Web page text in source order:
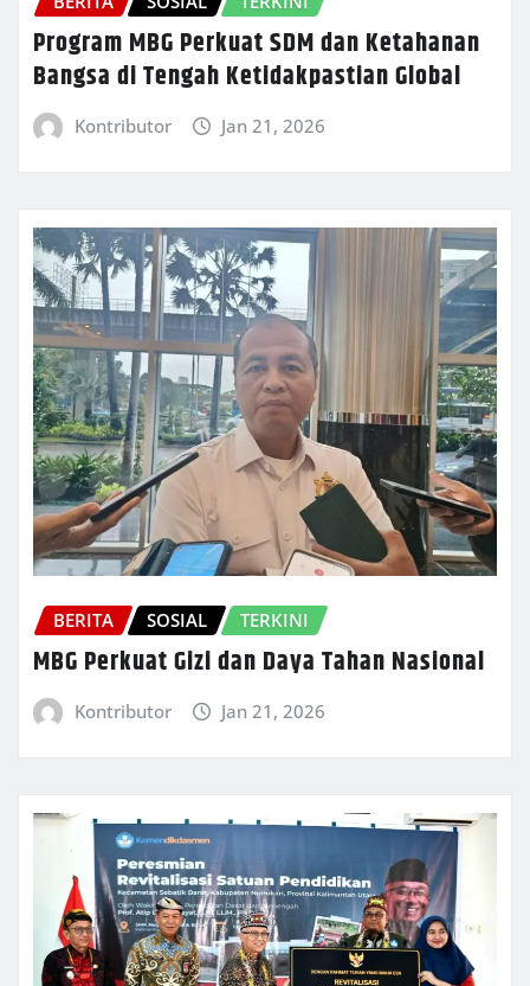
Program MBG Perkuat SDM dan Ketahanan
Bangsa di Tengah Ketidakpastian Global
Kontributor Jan 21, 2026
BERITA SOSIAL TERKINI
MBG Perkuat Gizi dan Daya Tahan Nasional
Kontributor Jan 21, 2026